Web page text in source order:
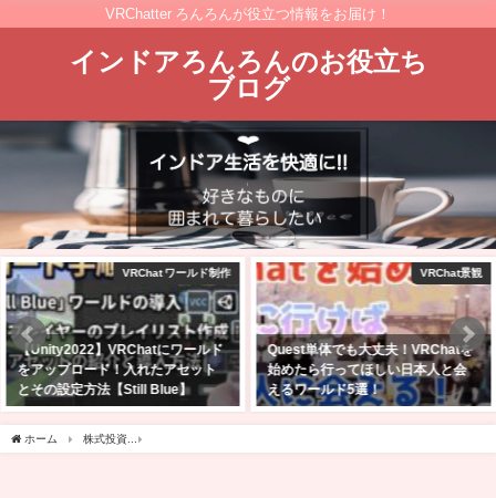
VRChatter ろんろんが役立つ情報をお届け！
インドアろんろんのお役立ち
ブログ
VRChat景観
Quest単体でも大丈夫！VRChatを
始めたら行ってほしい日本人と会
えるワールド5選！
VRChatワールド紹介
【VRChat】10人以上の大人数で遊
びたいゲームワールド10選！！
2025年2月9日
ホーム 株式投資